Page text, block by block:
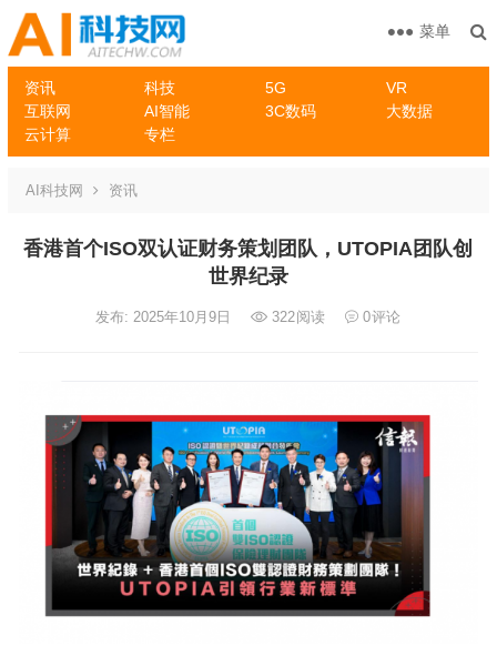
资讯 科技 5G
VR
互联网
AI智能 3C数码
大数据
云计算
专栏
菜单
AI科技网 资讯
香港首个ISO双认证财务策划团队，UTOPIA团队创
世界纪录
发布: 2025年10月9日 322阅读 0评论